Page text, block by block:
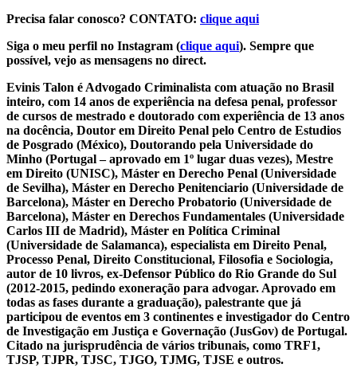
Precisa falar conosco? CONTATO: clique aqui
Siga o meu perfil no Instagram (clique aqui). Sempre que
possível, vejo as mensagens no direct.
Evinis Talon é Advogado Criminalista com atuação no Brasil
inteiro, com 14 anos de experiência na defesa penal, professor
de cursos de mestrado e doutorado com experiência de 13 anos
na docência, Doutor em Direito Penal pelo Centro de Estudios
de Posgrado (México), Doutorando pela Universidade do
Minho (Portugal – aprovado em 1º lugar duas vezes), Mestre
em Direito (UNISC), Máster en Derecho Penal (Universidade
de Sevilha), Máster en Derecho Penitenciario (Universidade de
Barcelona), Máster en Derecho Probatorio (Universidade de
Barcelona), Máster en Derechos Fundamentales (Universidade
Carlos III de Madrid), Máster en Política Criminal
(Universidade de Salamanca), especialista em Direito Penal,
Processo Penal, Direito Constitucional, Filosofia e Sociologia,
autor de 10 livros, ex-Defensor Público do Rio Grande do Sul
(2012-2015, pedindo exoneração para advogar. Aprovado em
todas as fases durante a graduação), palestrante que já
participou de eventos em 3 continentes e investigador do Centro
de Investigação em Justiça e Governação (JusGov) de Portugal.
Citado na jurisprudência de vários tribunais, como TRF1,
TJSP, TJPR, TJSC, TJGO, TJMG, TJSE e outros.